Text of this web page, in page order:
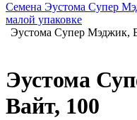
Семена Эустома Супер
малой упаковке
Эустома Супер Мэджик,
Эустома
Вайт, 100